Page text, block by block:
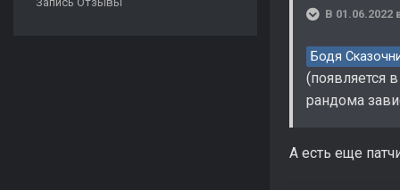
В 01.06.2022
Бодя
(появляется
рандома
А есть еще